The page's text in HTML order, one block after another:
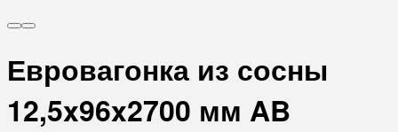
Евровагонка из сосны
12,5x96x2700 мм AB